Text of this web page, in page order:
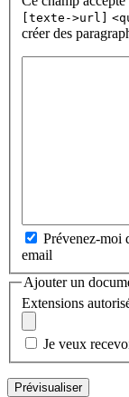
[texte->url]
créer des
Prévenez-moi
email
Ajouter un
Extensions
Je veux